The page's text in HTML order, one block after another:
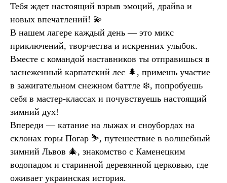
Тебя ждет настоящий взрыв эмоций, драйва и
новых впечатлений! 💫
В нашем лагере каждый день — это микс
приключений, творчества и искренних улыбок.
Вместе с командой наставников ты отправишься в
заснеженный карпатский лес 🌲, примешь участие
в зажигательном снежном баттле ❄️, попробуешь
себя в мастер-классах и почувствуешь настоящий
зимний дух!
Впереди — катание на лыжах и сноубордах на
склонах горы Погар ⛷️, путешествие в волшебный
зимний Львов 🎄, знакомство с Каменецким
водопадом и старинной деревянной церковью, где
оживает украинская история.